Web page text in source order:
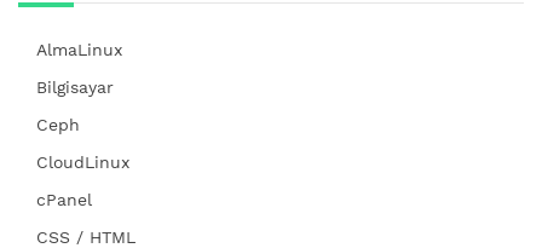
AlmaLinux
Bilgisayar
Ceph
CloudLinux
cPanel
CSS / HTML